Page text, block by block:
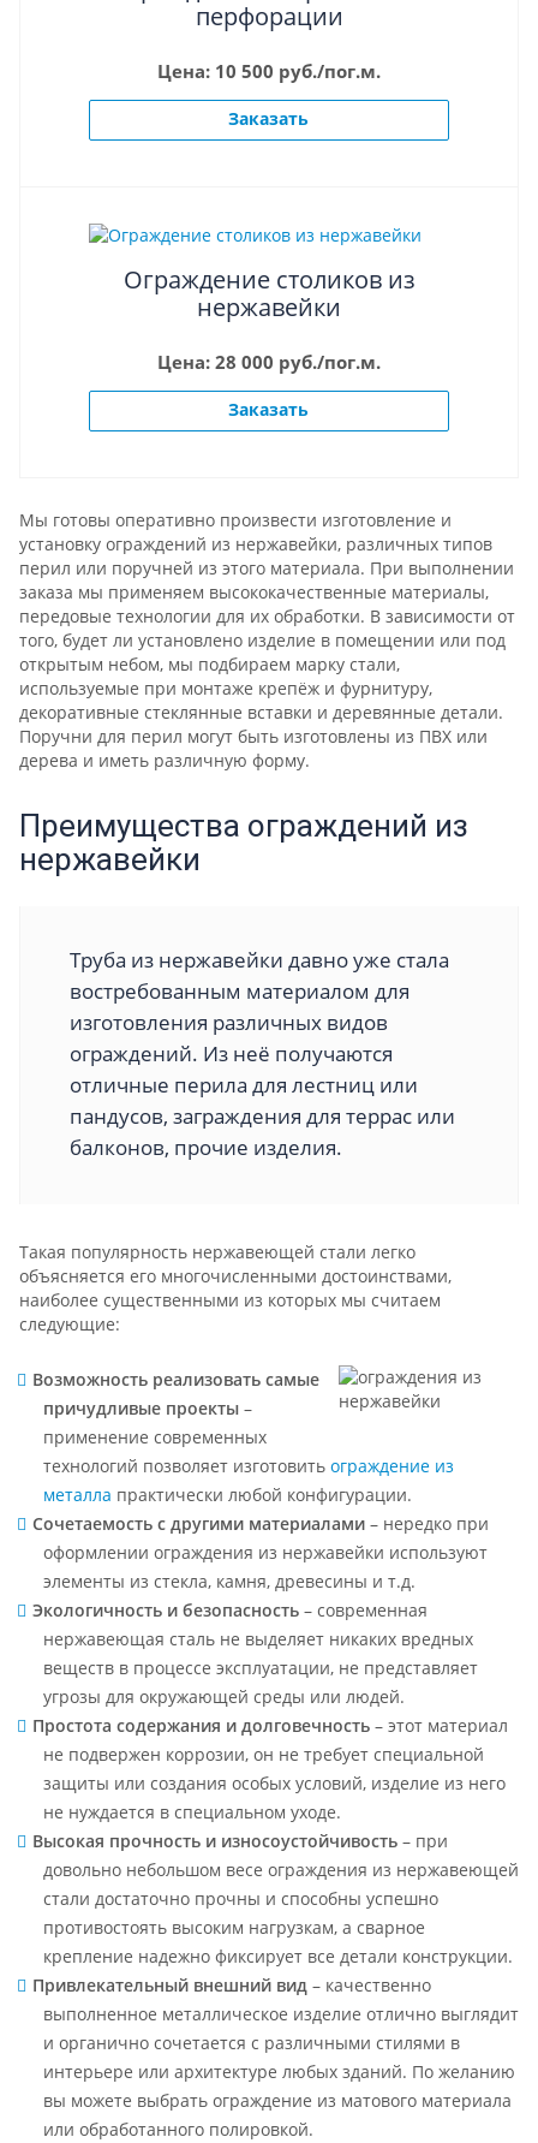
перфорации
Цена: 10 500 руб./пог.м.
Заказать
Ограждение столиков из
нержавейки
Цена: 28 000 руб./пог.м.
Заказать
Мы готовы оперативно произвести изготовление и
установку ограждений из нержавейки, различных типов
перил или поручней из этого материала. При выполнении
заказа мы применяем высококачественные материалы,
передовые технологии для их обработки. В зависимости от
того, будет ли установлено изделие в помещении или под
открытым небом, мы подбираем марку стали,
используемые при монтаже крепёж и фурнитуру,
декоративные стеклянные вставки и деревянные детали.
Поручни для перил могут быть изготовлены из ПВХ или
дерева и иметь различную форму.
Преимущества ограждений из
нержавейки
Труба из нержавейки давно уже стала
востребованным материалом для
изготовления различных видов
ограждений. Из неё получаются
отличные перила для лестниц или
пандусов, заграждения для террас или
балконов, прочие изделия.
Такая популярность нержавеющей стали легко
объясняется его многочисленными достоинствами,
наиболее существенными из которых мы считаем
следующие:
Возможность реализовать самые
причудливые проекты –
применение современных
технологий позволяет изготовить ограждение из
металла практически любой конфигурации.
Сочетаемость с другими материалами – нередко при
оформлении ограждения из нержавейки используют
элементы из стекла, камня, древесины и т.д.
Экологичность и безопасность – современная
нержавеющая сталь не выделяет никаких вредных
веществ в процессе эксплуатации, не представляет
угрозы для окружающей среды или людей.
Простота содержания и долговечность – этот материал
не подвержен коррозии, он не требует специальной
защиты или создания особых условий, изделие из него
не нуждается в специальном уходе.
Высокая прочность и износоустойчивость – при
довольно небольшом весе ограждения из нержавеющей
стали достаточно прочны и способны успешно
противостоять высоким нагрузкам, а сварное
крепление надежно фиксирует все детали конструкции.
Привлекательный внешний вид – качественно
выполненное металлическое изделие отлично выглядит
и органично сочетается с различными стилями в
интерьере или архитектуре любых зданий. По желанию
вы можете выбрать ограждение из матового материала
или обработанного полировкой.